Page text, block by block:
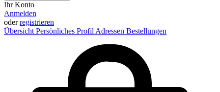
Ihr Konto
Anmelden
oderregistrieren
Übersicht Persönliches Profil Adressen Bestellungen